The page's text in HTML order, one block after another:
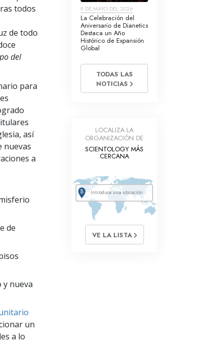
todos
de todo
del
para
así
nuevas
a
de
y nueva
un
a lo
9 DE MAYO DEL 2026
La Celebración del
Aniversario de Dianetics
Destaca un Año
Histórico de Expansión
Global
TODAS LAS
NOTICIAS
LOCALIZA LA
ORGANIZACIÓN DE
SCIENTOLOGY MÁS
CERCANA
VE LA LISTA